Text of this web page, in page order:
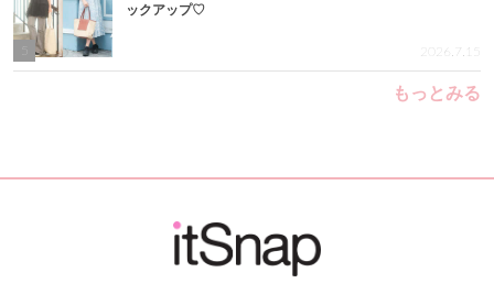
ックアップ♡
2026.7.15
もっとみる